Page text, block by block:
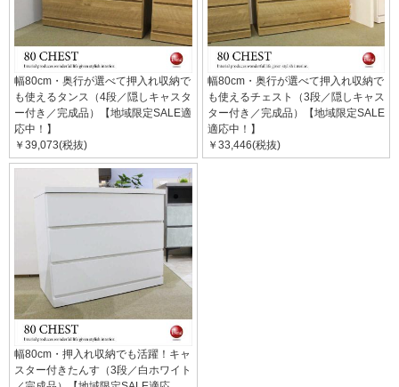
幅80cm・奥行が選べて押入れ収納で
も使えるタンス（4段／隠しキャスタ
ー付き／完成品）【地域限定SALE適
応中！】
￥39,073(税抜)
幅80cm・奥行が選べて押入れ収納で
も使えるチェスト（3段／隠しキャス
ター付き／完成品）【地域限定SALE
適応中！】
￥33,446(税抜)
幅80cm・押入れ収納でも活躍！キャ
スター付きたんす（3段／白ホワイト